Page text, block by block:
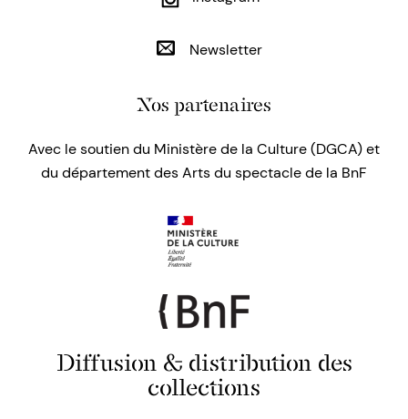
Newsletter
Nos partenaires
Avec le soutien du Ministère de la Culture (DGCA) et
du département des Arts du spectacle de la BnF
Diffusion & distribution des
collections